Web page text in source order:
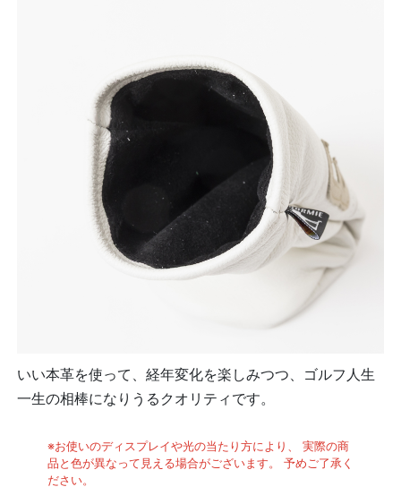
いい本革を使って、経年変化を楽しみつつ、ゴルフ人生
一生の相棒になりうるクオリティです。
※お使いのディスプレイや光の当たり方により、 実際の商
品と色が異なって見える場合がございます。 予めご了承く
ださい。